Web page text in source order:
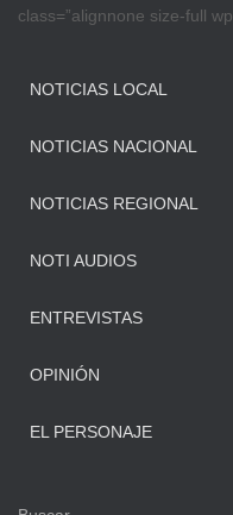
class=”alignnone size-full
NOTICIAS LOCAL
NOTICIAS NACIONAL
NOTICIAS REGIONAL
NOTI AUDIOS
ENTREVISTAS
OPINIÓN
EL PERSONAJE
B